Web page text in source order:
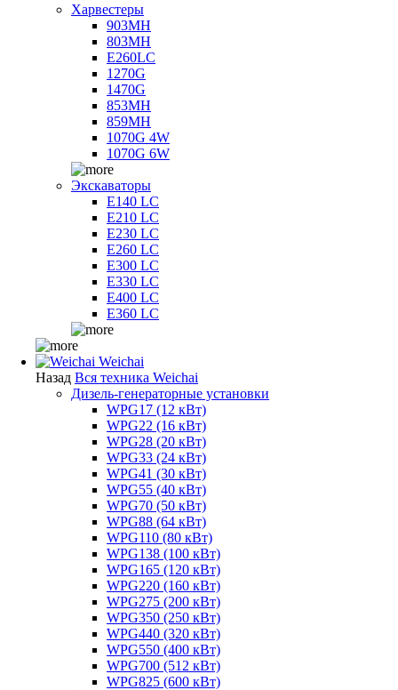
Харвестеры
903MH
803MH
E260LC
1270G
1470G
853MH
859MH
1070G 4W
1070G 6W
Экскаваторы
E140 LC
E210 LC
E230 LC
E260 LC
E300 LC
E330 LC
E400 LC
E360 LC
Weichai
Назад Вся техника Weichai
Дизель-генераторные установки
WPG17 (12 кВт)
WPG22 (16 кВт)
WPG28 (20 кВт)
WPG33 (24 кВт)
WPG41 (30 кВт)
WPG55 (40 кВт)
WPG70 (50 кВт)
WPG88 (64 кВт)
WPG110 (80 кВт)
WPG138 (100 кВт)
WPG165 (120 кВт)
WPG220 (160 кВт)
WPG275 (200 кВт)
WPG350 (250 кВт)
WPG440 (320 кВт)
WPG550 (400 кВт)
WPG700 (512 кВт)
WPG825 (600 кВт)